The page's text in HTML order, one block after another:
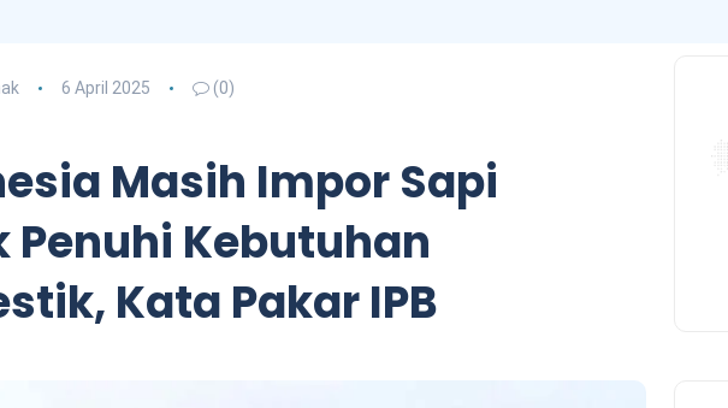
6 April 2025 (0)
Masih Impor Sapi
Penuhi Kebutuhan
Kata Pakar IPB